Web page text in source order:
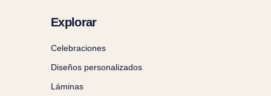
Explorar
Celebraciones
Diseños personalizados
Láminas